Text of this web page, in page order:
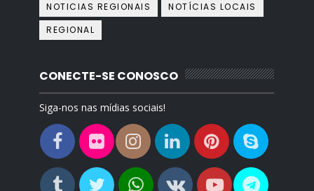
NOTICIAS REGIONAIS
NOTÍCIAS LOCAIS
REGIONAL
CONECTE-SE CONOSCO
Siga-nos nas mídias sociais!